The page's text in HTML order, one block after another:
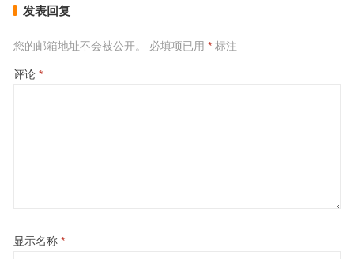
发表回复
您的邮箱地址不会被公开。 必填项已用 *标注
评论 *
显示名称 *